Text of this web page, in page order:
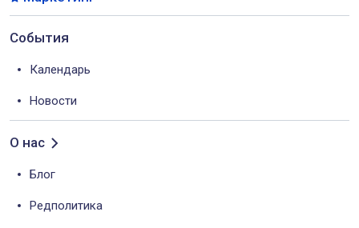
События
Календарь
Новости
О нас
Блог
Редполитика